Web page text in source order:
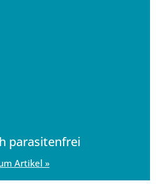
parasitenfrei
Artikel »